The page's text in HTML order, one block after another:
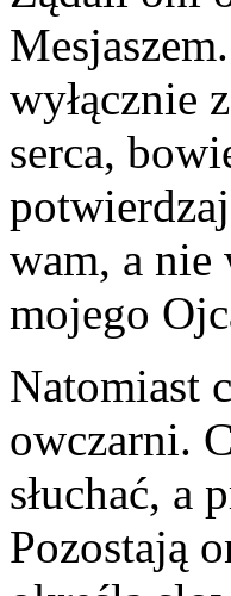
wyłącznie
serca,
wam, a
mojego
Natomiast
owczarni.
słuchać, a
Pozostają